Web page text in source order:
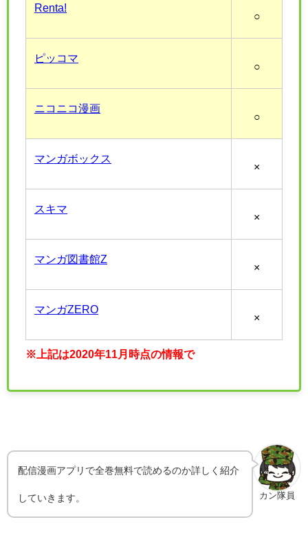
Renta!
○
ピッコマ
○
ニコニコ漫画
○
マンガボックス
×
スキマ
×
マンガ図書館Z
×
マンガZERO
×
※上記は2020年11月時点の情報で
カン隊員
配信漫画アプリで全巻無料で読めるのか詳しく紹介
していきます。